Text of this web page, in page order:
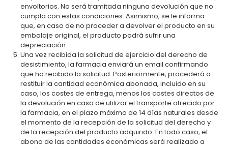
envoltorios. No será tramitada ninguna devolución que no
cumpla con estas condiciones. Asimismo, se le informa
que, en caso de no proceder a devolver el producto en su
embalaje original, el producto podrá sufrir una
depreciación.
Una vez recibida la solicitud de ejercicio del derecho de
desistimiento, la farmacia enviará un email confirmando
que ha recibido la solicitud. Posteriormente, procederá a
restituir la cantidad económica abonada, incluido en su
caso, los costes de entrega, menos los costes directos de
la devolución en caso de utilizar el transporte ofrecido por
la farmacia, en el plazo máximo de 14 días naturales desde
el momento de la recepción de la solicitud del derecho y
de la recepción del producto adquirido. En todo caso, el
abono de las cantidades económicas será realizado a